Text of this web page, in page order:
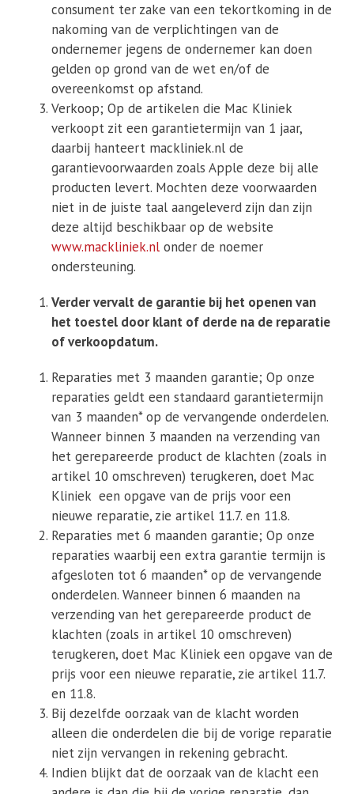
consument ter zake van een tekortkoming in de
nakoming van de verplichtingen van de
ondernemer jegens de ondernemer kan doen
gelden op grond van de wet en/of de
overeenkomst op afstand.
Verkoop; Op de artikelen die Mac Kliniek
verkoopt zit een garantietermijn van 1 jaar,
daarbij hanteert mackliniek.nl de
garantievoorwaarden zoals Apple deze bij alle
producten levert. Mochten deze voorwaarden
niet in de juiste taal aangeleverd zijn dan zijn
deze altijd beschikbaar op de website
www.mackliniek.nl onder de noemer
ondersteuning.
Verder vervalt de garantie bij het openen van
het toestel door klant of derde na de reparatie
of verkoopdatum.
Reparaties met 3 maanden garantie; Op onze
reparaties geldt een standaard garantietermijn
van 3 maanden* op de vervangende onderdelen.
Wanneer binnen 3 maanden na verzending van
het gerepareerde product de klachten (zoals in
artikel 10 omschreven) terugkeren, doet Mac
Kliniek een opgave van de prijs voor een
nieuwe reparatie, zie artikel 11.7. en 11.8.
Reparaties met 6 maanden garantie; Op onze
reparaties waarbij een extra garantie termijn is
afgesloten tot 6 maanden* op de vervangende
onderdelen. Wanneer binnen 6 maanden na
verzending van het gerepareerde product de
klachten (zoals in artikel 10 omschreven)
terugkeren, doet Mac Kliniek een opgave van de
prijs voor een nieuwe reparatie, zie artikel 11.7.
en 11.8.
Bij dezelfde oorzaak van de klacht worden
alleen die onderdelen die bij de vorige reparatie
niet zijn vervangen in rekening gebracht.
Indien blijkt dat de oorzaak van de klacht een